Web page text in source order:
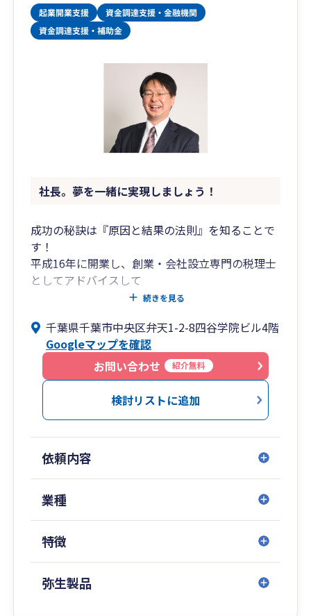
社長。夢を一緒に実現しましょう！
成功の秘訣は『原因と結果の法則』を知ることで
す！
平成16年に開業し、創業・会社設立専門の税理士
としてアドバイスして
きました。一般的に会社の生存率は10年で6％と
私の顧問先にも廃業に追い込まれた会社がありま
す。一方、毎年売上を
伸ばし、何十人、何百人もの従業員を抱えるよう
になった会社もあります。
両社の違いは何なのでしょうか？
この問いの答えは『原因と結果の法則』を知るこ
の経営理念を経営計画
として具体化していきます。この経営理念、経営
計画は従業員全員が共有
一緒に会社を大きくしていきましょう。
続きを見る
千葉県千葉市中央区弁天1-2-8四谷学院ビル4階
Googleマップを確認
お問い合わせ
紹介無料
検討リストに追加
依頼内容
業種
特徴
弥生製品